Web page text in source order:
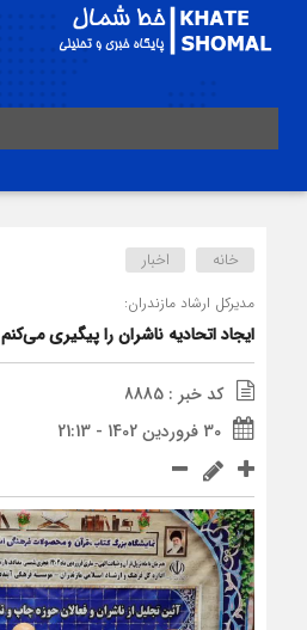
خانه اخبار
مدیرکل ارشاد مازندران:
ایجاد اتحادیه ناشران را پیگیری می‌کنم
کد خبر : 8885
30 فروردین 1402 - 21:13